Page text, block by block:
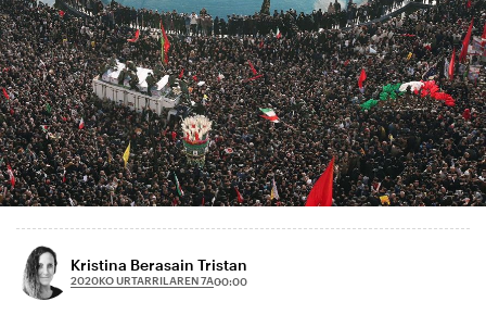
Kristina Berasain Tristan
2020KO URTARRILAREN 7A00:00